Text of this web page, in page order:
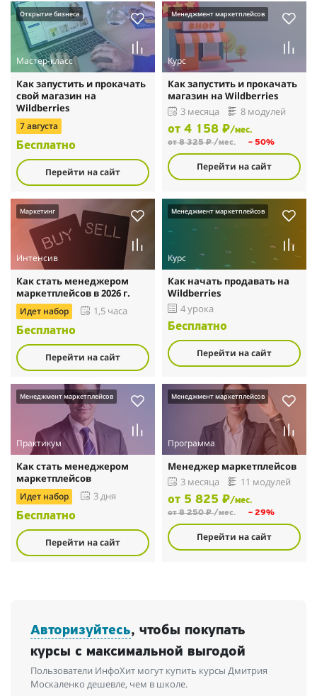
Открытие бизнеса
Мастер-класс
Как запустить и прокачать
свой магазин на
Wildberries
7 августа
Бесплатно
Перейти на сайт
Менеджмент маркетплейсов
Курс
Как запустить и прокачать
магазин на Wildberries
3 месяца 8 модулей
от 4 158 ₽/мес.
от 8 325 ₽/мес. – 50%
Перейти на сайт
Маркетинг
Интенсив
Как стать менеджером
маркетплейсов в 2026 г.
Идет набор 1,5 часа
Бесплатно
Перейти на сайт
Менеджмент маркетплейсов
Курс
Как начать продавать на
Wildberries
4 урока
Бесплатно
Перейти на сайт
Менеджмент маркетплейсов
Практикум
Как стать менеджером
маркетплейсов
Идет набор 3 дня
Бесплатно
Перейти на сайт
Менеджмент маркетплейсов
Программа
Менеджер маркетплейсов
3 месяца 11 модулей
от 5 825 ₽/мес.
от 8 250 ₽/мес. – 29%
Перейти на сайт
Авторизуйтесь, чтобы покупать
курсы с максимальной выгодой
Пользователи ИнфоХит могут купить курсы Дмитрия
Москаленко дешевле, чем в школе.